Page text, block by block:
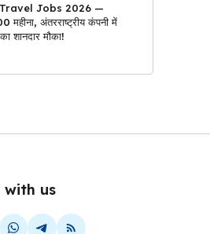
Travel Jobs 2026 —
महीना, अंतरराष्ट्रीय कंपनी में
शानदार मौका!
with us